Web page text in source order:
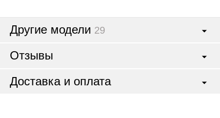
Другие модели 29
Отзывы
Доставка и оплата